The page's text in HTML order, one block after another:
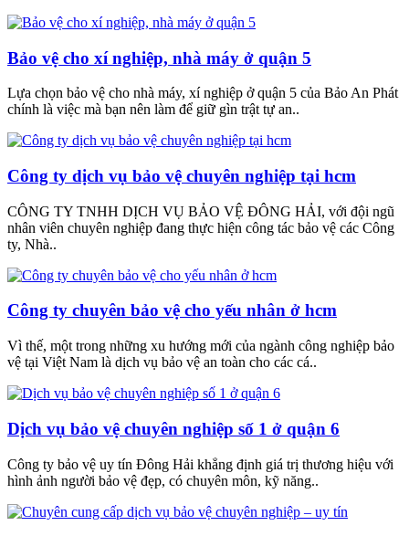
Bảo vệ cho xí nghiệp, nhà máy ở quận 5
Lựa chọn bảo vệ cho nhà máy, xí nghiệp ở quận 5 của Bảo An Phát
chính là việc mà bạn nên làm để giữ gìn trật tự an..
Công ty dịch vụ bảo vệ chuyên nghiệp tại hcm
CÔNG TY TNHH DỊCH VỤ BẢO VỆ ĐÔNG HẢI, với đội ngũ
nhân viên chuyên nghiệp đang thực hiện công tác bảo vệ các Công
ty, Nhà..
Công ty chuyên bảo vệ cho yếu nhân ở hcm
Vì thế, một trong những xu hướng mới của ngành công nghiệp bảo
vệ tại Việt Nam là dịch vụ bảo vệ an toàn cho các cá..
Dịch vụ bảo vệ chuyên nghiệp số 1 ở quận 6
Công ty bảo vệ uy tín Đông Hải khẳng định giá trị thương hiệu với
hình ảnh người bảo vệ đẹp, có chuyên môn, kỹ năng..